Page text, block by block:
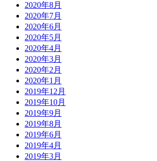
2020年8月
2020年7月
2020年6月
2020年5月
2020年4月
2020年3月
2020年2月
2020年1月
2019年12月
2019年10月
2019年9月
2019年8月
2019年6月
2019年4月
2019年3月